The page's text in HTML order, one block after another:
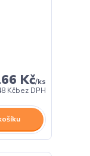
Kč/ks
Kčbez DPH